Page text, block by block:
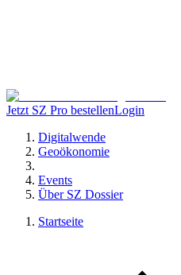
Jetzt SZ Pro bestellenLogin
Digitalwende
Geoökonomie
Events
Über SZ Dossier
Startseite